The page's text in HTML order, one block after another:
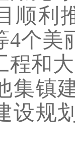
顺利
4个美
程和
集镇
设规